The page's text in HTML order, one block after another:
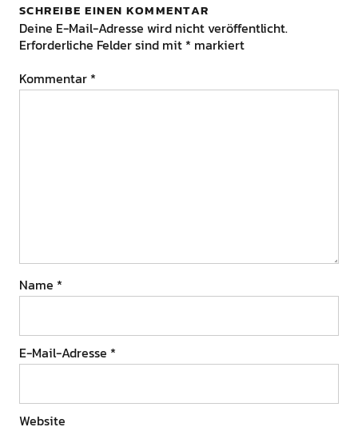
SCHREIBE EINEN KOMMENTAR
Deine E-Mail-Adresse wird nicht veröffentlicht.
Erforderliche Felder sind mit * markiert
Kommentar *
Name *
E-Mail-Adresse *
Website